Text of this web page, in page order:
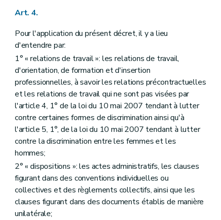
Art. 4.
Pour l'application du présent décret, il y a lieu
d'entendre par:
1° « relations de travail »: les relations de travail,
d'orientation, de formation et d'insertion
professionnelles, à savoir les relations précontractuelles
et les relations de travail qui ne sont pas visées par
l'article 4, 1° de la loi du 10 mai 2007 tendant à lutter
contre certaines formes de discrimination ainsi qu'à
l'article 5, 1°, de la loi du 10 mai 2007 tendant à lutter
contre la discrimination entre les femmes et les
hommes;
2° « dispositions »: les actes administratifs, les clauses
figurant dans des conventions individuelles ou
collectives et des règlements collectifs, ainsi que les
clauses figurant dans des documents établis de manière
unilatérale;